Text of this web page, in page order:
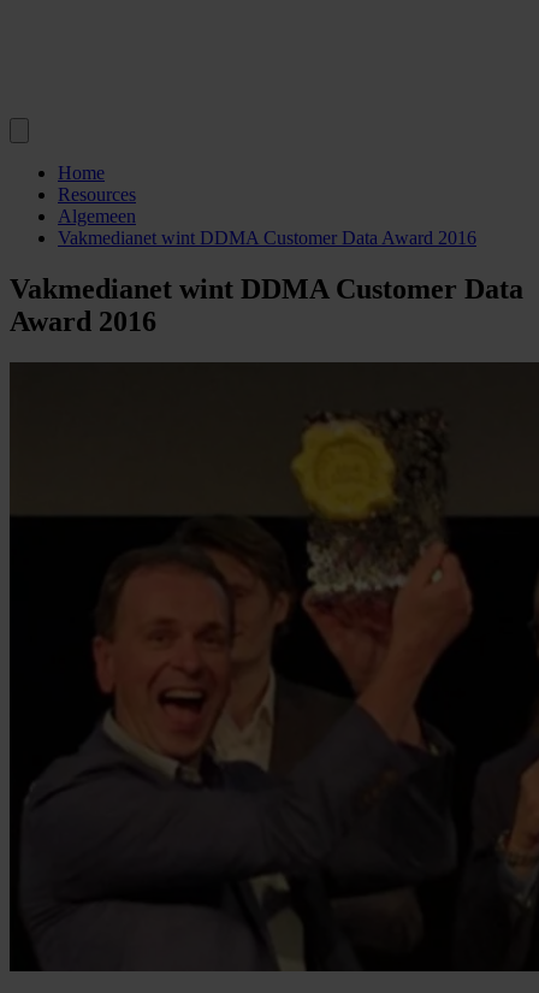
Home
Resources
Algemeen
Vakmedianet wint DDMA Customer Data Award 2016
Vakmedianet wint DDMA Customer Data
Award 2016